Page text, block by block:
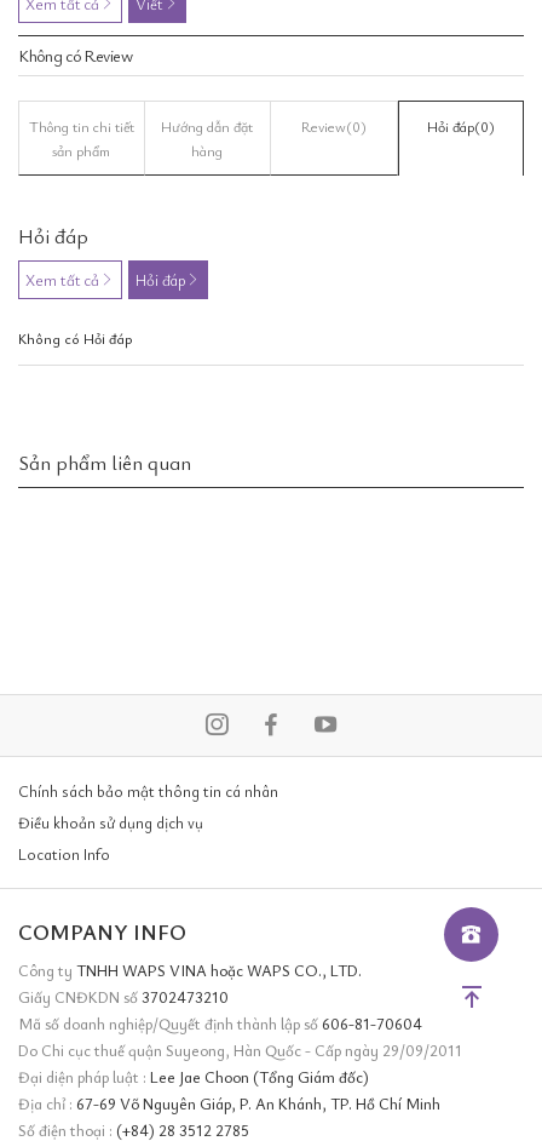
Không có Review
Thông tin chi tiết
sản phẩm
Hướng dẫn đặt
hàng
Review(0) Hỏi đáp(0)
Hỏi đáp
Xem tất cả Hỏi đáp
Không có Hỏi đáp
Sản phẩm liên quan
Chính sách bảo mật thông tin cá nhân
Điều khoản sử dụng dịch vụ
Location Info
COMPANY INFO
Công ty TNHH WAPS VINA hoặc WAPS CO., LTD.
Giấy CNĐKDN số3702473210
Mã số doanh nghiệp/Quyết định thành lập số 606-81-70604
Do Chi cục thuế quận Suyeong, Hàn Quốc - Cấp ngày 29/09/2011
Đại diện pháp luật : Lee Jae Choon (Tổng Giám đốc)
Địa chỉ : 67-69 Võ Nguyên Giáp, P. An Khánh, TP. Hồ Chí Minh
Số điện thoại : (+84) 28 3512 2785